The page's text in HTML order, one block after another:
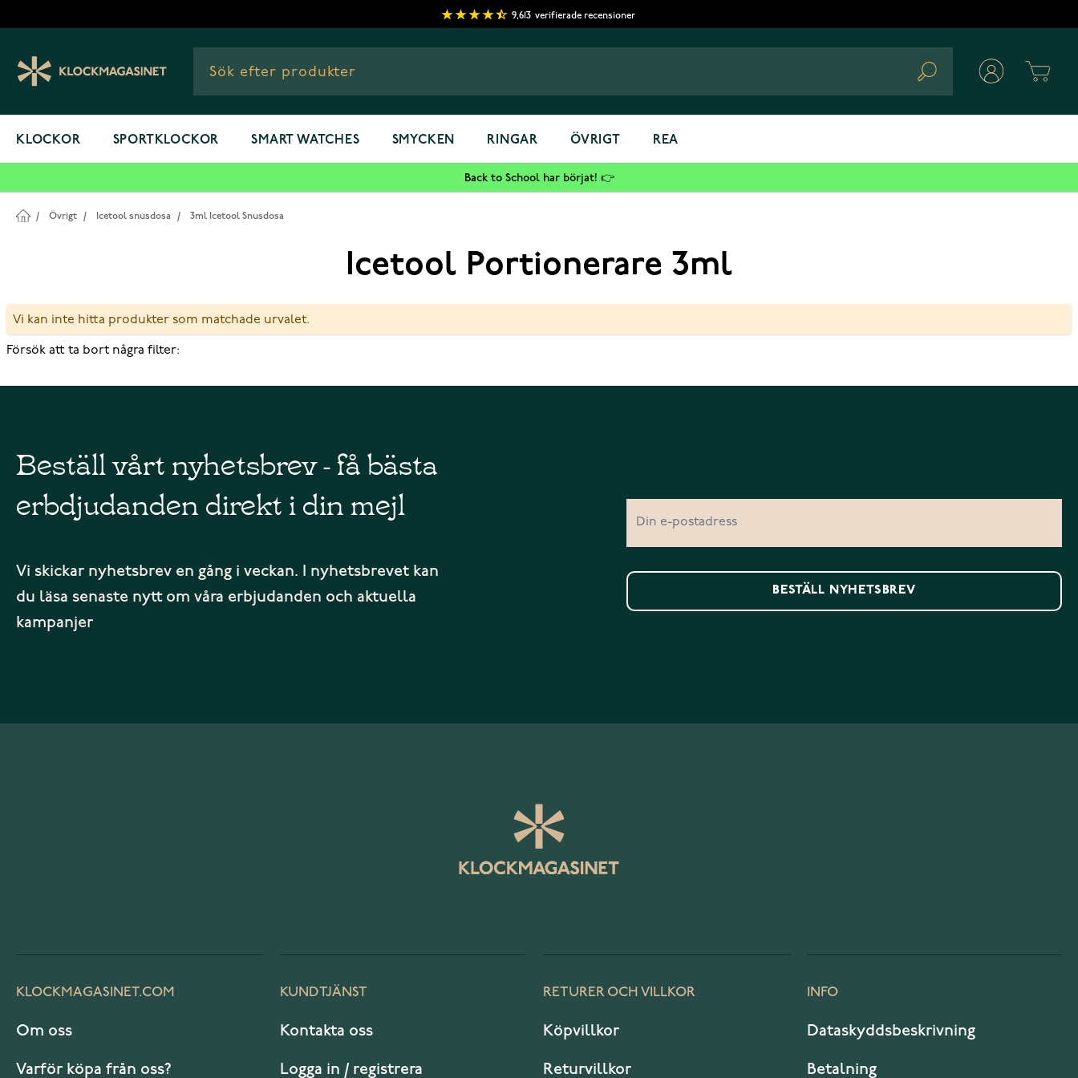
9,613 verifierade recensioner
Search
KLOCKOR SPORTKLOCKOR SMART WATCHES SMYCKEN RINGAR ÖVRIGT REA
Back to School har börjat! 👉
/ Övrigt / Icetool snusdosa / 3ml Icetool Snusdosa
Icetool Portionerare 3ml
Vi kan inte hitta produkter som matchade urvalet.
Försök att ta bort några filter:
Beställ vårt nyhetsbrev - få bästa
erbdjudanden direkt i din mejl
Vi skickar nyhetsbrev en gång i veckan. I nyhetsbrevet kan
du läsa senaste nytt om våra erbjudanden och aktuella
kampanjer
BESTÄLL NYHETSBREV
KLOCKMAGASINET.COM
Om oss
Varför köpa från oss?
KUNDTJÄNST
Kontakta oss
Logga in / registrera
RETURER OCH VILLKOR
Köpvillkor
Returvillkor
INFO
Dataskyddsbeskrivning
Betalning